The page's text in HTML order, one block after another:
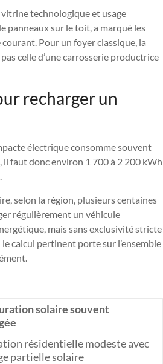
technologique et usage
panneaux sur le toit, a marqué les
Pour un foyer classique, la
pas celle d’une carrosserie productrice
recharger un
électrique consomme souvent
faut donc environ 1 700 à 2 200 kWh
selon la région, plusieurs centaines
régulièrement un véhicule
mais sans exclusivité stricte
calcul pertinent porte sur l’ensemble
solaire souvent
résidentielle modeste avec
partielle solaire